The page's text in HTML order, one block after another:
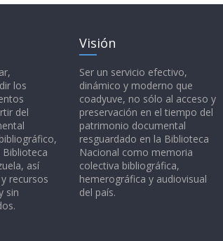
los
del
Biblioteca
así
recursos
sin
Visión
Ser un servicio efectivo,
dinámico y moderno que
coadyuve, no sólo al acceso y
preservación en el tiempo del
patrimonio documental
resguardado en la Biblioteca
Nacional como memoria
colectiva bibliográfica,
hemerográfica y audiovisual
del país.